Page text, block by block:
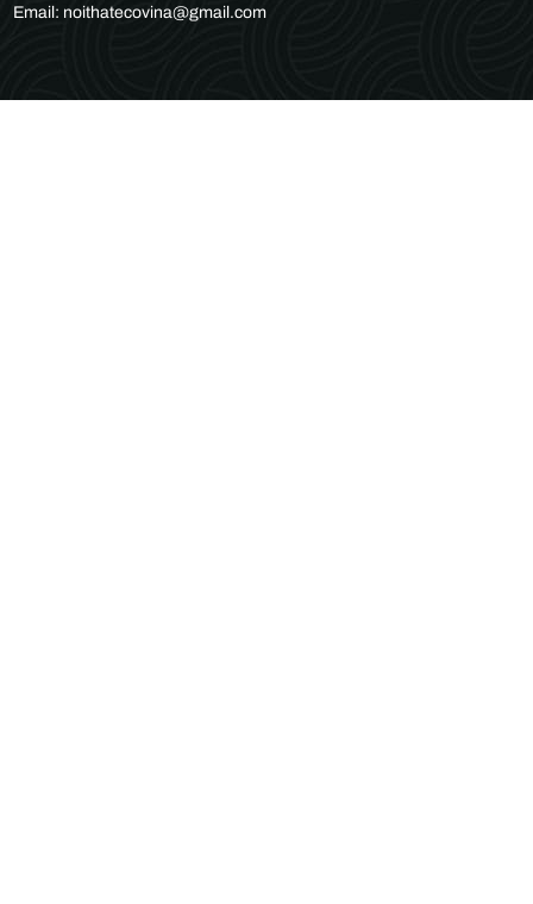
Email: noithatecovina@gmail.com